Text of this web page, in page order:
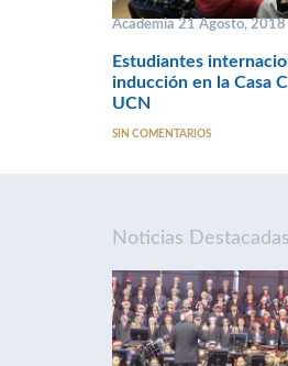
Academia 21 Agosto, 2018
Estudiantes
inducción en la Casa
UCN
SIN COMENTARIOS
Noticias Destacadas